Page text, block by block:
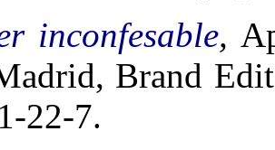
inconfesable,
Brand
22-7.